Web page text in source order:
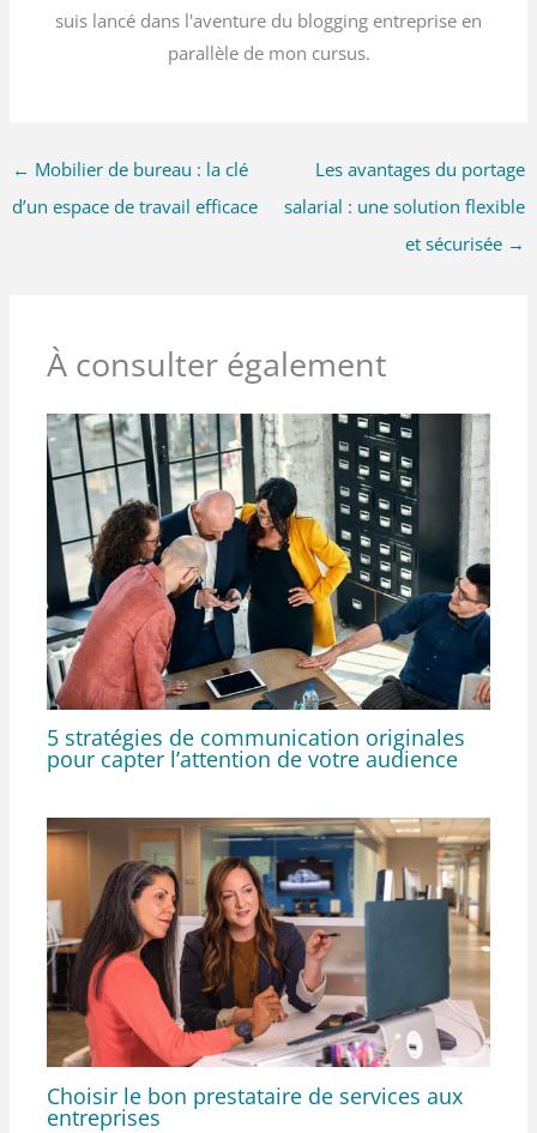
suis lancé dans l'aventure du blogging entreprise en
parallèle de mon cursus.
← Mobilier de bureau : la clé
d’un espace de travail efficace
Les avantages du portage
salarial : une solution flexible
et sécurisée →
À consulter également
5 stratégies de communication originales
pour capter l’attention de votre audience
Choisir le bon prestataire de services aux
entreprises